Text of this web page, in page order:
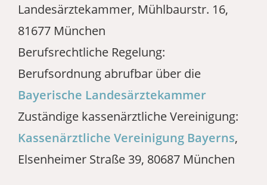
Landesärztekammer, Mühlbaurstr. 16,
81677 München
Berufsrechtliche Regelung:
Berufsordnung abrufbar über die
Bayerische Landesärztekammer
Zuständige kassenärztliche Vereinigung:
Kassenärztliche Vereinigung Bayerns,
Elsenheimer Straße 39, 80687 München